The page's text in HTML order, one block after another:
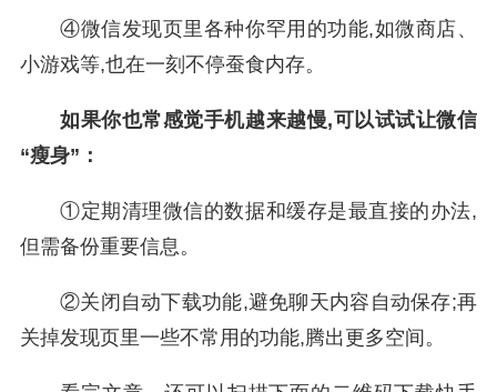
④微信发现页里各种你罕用的功能,如微商店、
小游戏等,也在一刻不停蚕食内存。
如果你也常感觉手机越来越慢,可以试试让微信
“瘦身”：
①定期清理微信的数据和缓存是最直接的办法,
但需备份重要信息。
②关闭自动下载功能,避免聊天内容自动保存;再
关掉发现页里一些不常用的功能,腾出更多空间。